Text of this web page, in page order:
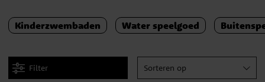
Voor de warme zomerdagen bieden we een breed scala aan
om af te koelen en plezier te hebben. Ontdek ook ons assortiment
waterpistolen en waterballonnen voor een spannende
Kinderzwembaden Water speelgoed
Filter Sorteren op